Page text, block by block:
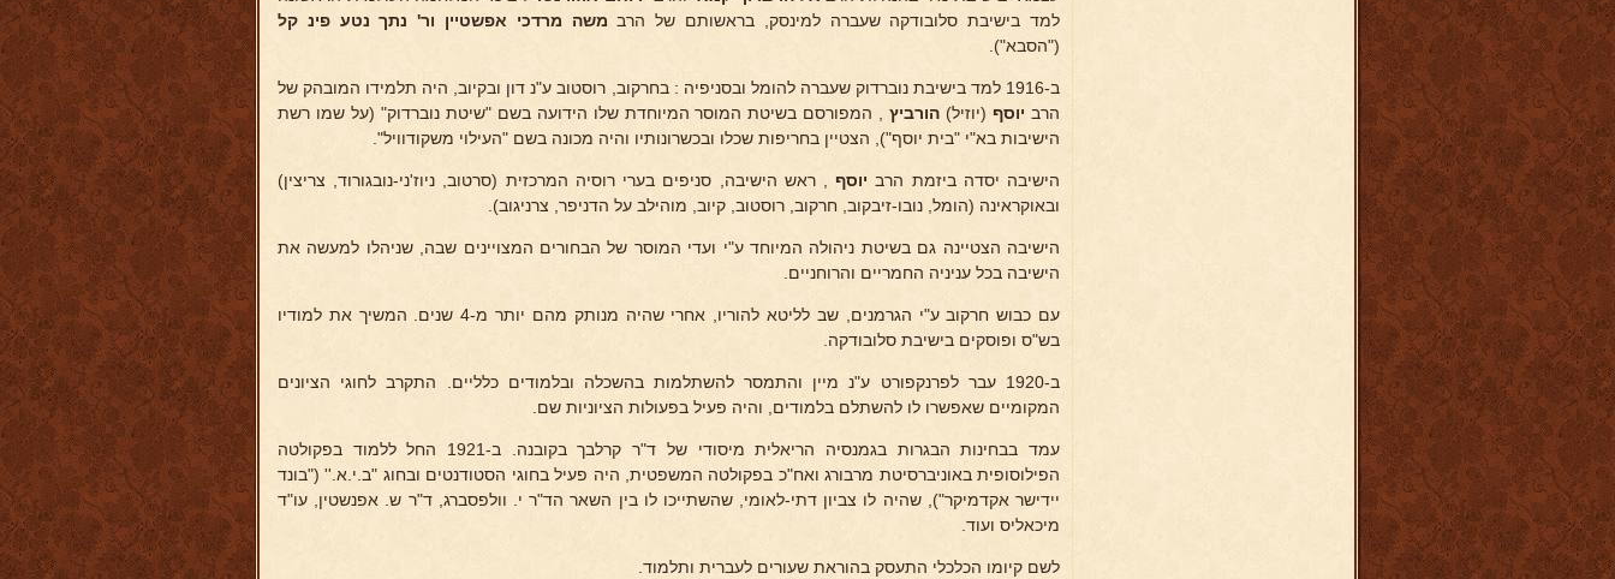
למד בישיבת סלובודקה שעברה למינסק, בראשותם של הרב משה מרדכי אפשטיין ור' נתך נטע פינ קל
("הסבא").
ב-1916 למד בישיבת נוברדוק שעברה להומל ובסניפיה : בחרקוב, רוסטוב ע"נ דון ובקיוב, היה תלמידו המובהק של
הרב יוסף(יוזיל) הורביץ, המפורסם בשיטת המוסר המיוחדת שלו הידועה בשם "שיטת נוברדוק" (על שמו רשת
הישיבות בא"י "בית יוסף"), הצטיין בחריפות שכלו ובכשרונותיו והיה מכונה בשם "העילוי משקודוויל".
הישיבה יסדה ביזמת הרביוסף , ראש הישיבה, סניפים בערי רוסיה המרכזית (סרטוב, ניוז'ני-נובגורוד, צריצין)
ובאוקראינה (הומל, נובו-זיבקוב, חרקוב, רוסטוב, קיוב, מוהילב על הדניפר, צרניגוב).
הישיבה הצטיינה גם בשיטת ניהולה המיוחד ע"י ועדי המוסר של הבחורים המצויינים שבה, שניהלו למעשה את
הישיבה בכל עניניה החמריים והרוחניים.
עם כבוש חרקוב ע"י הגרמנים, שב לליטא להוריו, אחרי שהיה מנותק מהם יותר מ-4 שנים. המשיך את למודיו
בש"ס ופוסקים בישיבת סלובודקה.
ב-1920 עבר לפרנקפורט ע"נ מיין והתמסר להשתלמות בהשכלה ובלמודים כלליים. התקרב לחוגי הציונים
המקומיים שאפשרו לו להשתלם בלמודים, והיה פעיל בפעולות הציוניות שם.
עמד בבחינות הבגרות בגמנסיה הריאלית מיסודי של ד"ר קרלבך בקובנה. ב-1921 החל ללמוד בפקולטה
הפילוסופית באוניברסיטת מרבורג ואח"כ בפקולטה המשפטית, היה פעיל בחוגי הסטודנטים ובחוג "ב.י.א.'' ("בונד
יידישר אקדמיקר"), שהיה לו צביון דתי-לאומי, שהשתייכו לו בין השאר הד"ר י. וולפסברג, ד"ר ש. אפנשטין, עו"ד
מיכאליס ועוד.
לשם קיומו הכלכלי התעסק בהוראת שעורים לעברית ותלמוד.